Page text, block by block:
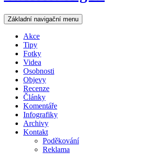
Hledat
Základní navigační menu Přejít
k
Akce
Tipy
Fotky
Videa
Osobnosti
Objevy
Recenze
Články
Komentáře
Infografiky
Archivy
Kontakt
Poděkování
Reklama